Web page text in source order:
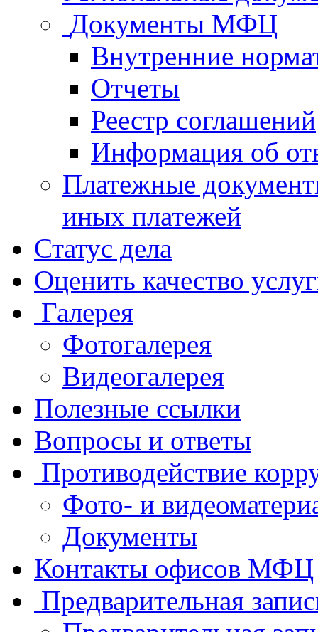
Документы МФЦ
Внутренние
Отчеты
Реестр соглашений
Информация об
Платежные
иных платежей
Статус дела
Оценить качество
Галерея
Фотогалерея
Видеогалерея
Полезные ссылки
Вопросы и ответы
Противодействие
Фото- и
Документы
Контакты офисов МФЦ
Предварительная